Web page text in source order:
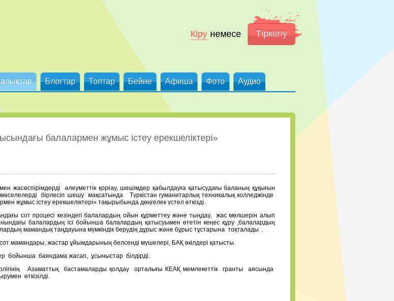
Кіру немесе Тіркелу
Блогтар Топтар Бейне Афиша Фото Аудио
балалармен жұмыс істеу ерекшеліктері»
әлеуметтік қорғау, шешімдер қабылдауға қатысудағы баланың құқығын
бірлесіп шешу мақсатында Түркістан гуманитарлық техникалық колледжінде
жұмыс істеу ерекшеліктері» тақырыбында дөңгелек үстел өткізді.
сот процесі кезіндегі балалардың ойын құрметтеу және тыңдау, жас мөлшерін алып
балалардың ісі бойынша балалардың қатысуымен өтетін кеңес құру ,балалардың
мамандық таңдауына мүмкіндік берудің дұрыс және бұрыс тұстарына тоқталады .
мамандары, жастар ұйымдарының белсенді мүшелері, БАҚ өкілдері қатысты.
бойынша баяндама жасап, ұсыныстар білдірді.
Азаматтық бастамаларды қолдау орталығы КЕАҚ мемлекеттік гранты аясында
өткізілді.